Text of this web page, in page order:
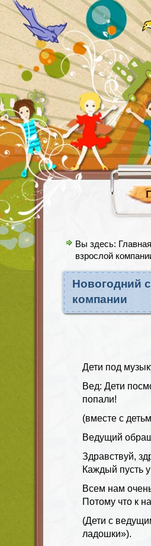
Вы здесь: Главная
взрослой
Новогодний
компании
Дети под
Вед: Дети
попали!
(вместе с
Ведущий
Здравствуй,
Каждый пусть
Всем нам
Потому что к
(Дети с
ладошки»).